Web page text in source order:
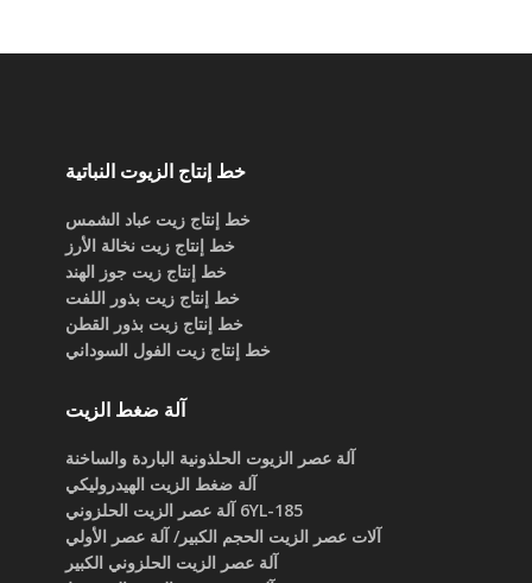
خط إنتاج الزيوت النباتية
خط إنتاج زيت عباد الشمس
خط إنتاج زيت نخالة الأرز
خط إنتاج زيت جوز الهند
خط إنتاج زيت بذور اللفت
خط إنتاج زيت بذور القطن
خط إنتاج زيت الفول السوداني
آلة ضغط الزيت
آلة عصر الزيوت الحلذونية الباردة والساخنة
آلة ضغط الزيت الهيدروليكي
6YL-185 آلة عصر الزيت الحلزوني
آلات عصر الزيت الحجم الكبير/ آلة عصر الأولي
آلة عصر الزيت الحلزوني الكبير